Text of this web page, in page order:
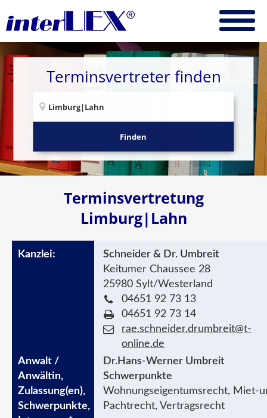
Terminsvertreter finden
Finden
Terminsvertretung
Limburg|Lahn
Schneider & Dr. Umbreit
Keitumer Chaussee 28
25980 Sylt/Westerland
04651 92 73 13
04651 92 73 14
rae.schneider.drumbreit@t-
online.de
Dr.Hans-Werner Umbreit
Schwerpunkte
Wohnungseigentumsrecht, Miet-
Pachtrecht, Vertragsrecht